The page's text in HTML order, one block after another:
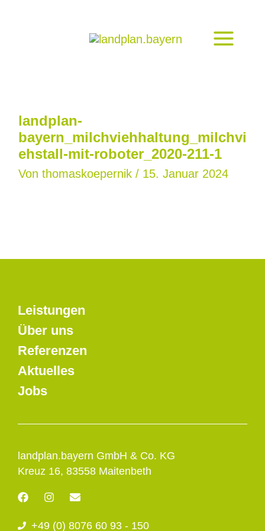
landplan-
bayern_milchviehhaltung_milchvi
ehstall-mit-roboter_2020-211-1
Von thomaskoepernik / 15. Januar 2024
landplan.bayern GmbH & Co. KG
Kreuz 16, 83558 Maitenbeth
F
a
e
I
t
E
e
+49 (0) 8076 60 93 - 150
Leistungen
Über uns
Referenzen
Aktuelles
Jobs